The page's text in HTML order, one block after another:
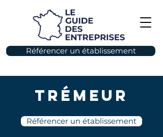
Référencer un établissement
Trémeur
Référencer un établissement